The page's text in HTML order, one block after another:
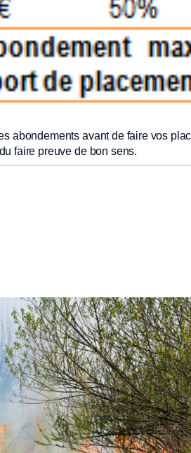
abondements avant de faire vos
du faire preuve de bon sens.